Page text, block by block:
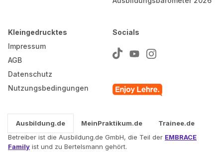
Kleingedrucktes
Impressum
AGB
Datenschutz
Nutzungsbedingungen
Socials
Ausbildung.de MeinPraktikum.de
Trainee.de
Betreiber ist die Ausbildung.de GmbH, die Teil der EMBRACE
Family ist und zu Bertelsmann gehört.